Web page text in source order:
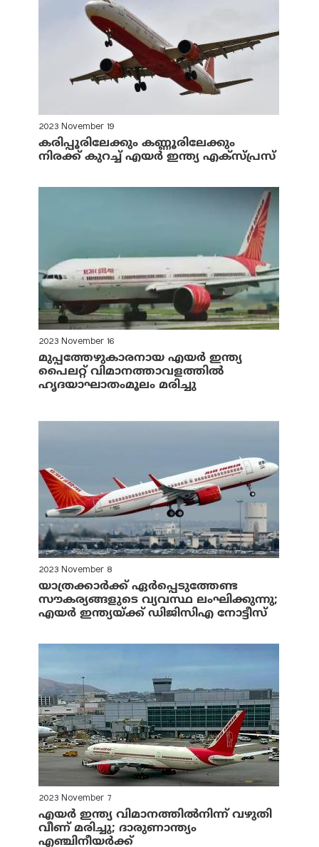
2023 November 19
കരിപ്പൂരിലേക്കും കണ്ണൂരിലേക്കും
നിരക്ക് കുറച്ച് എയര്‍ ഇന്ത്യ എക്‌സ്പ്രസ്
2023 November 16
മുപ്പത്തേഴുകാരനായ എയര്‍ ഇന്ത്യ
പൈലറ്റ് വിമാനത്താവളത്തില്‍
ഹൃദയാഘാതംമൂലം മരിച്ചു
2023 November 8
യാത്രക്കാര്‍ക്ക് ഏര്‍പ്പെടുത്തേണ്ട
സൗകര്യങ്ങളുടെ വ്യവസ്ഥ ലംഘിക്കുന്നു;
എയര്‍ ഇന്ത്യയ്ക്ക് ഡിജിസിഎ നോട്ടീസ്
2023 November 7
എയര്‍ ഇന്ത്യ വിമാനത്തില്‍നിന്ന് വഴുതി
വീണ് മരിച്ചു; ദാരുണാന്ത്യം
എഞ്ചിനീയർക്ക്